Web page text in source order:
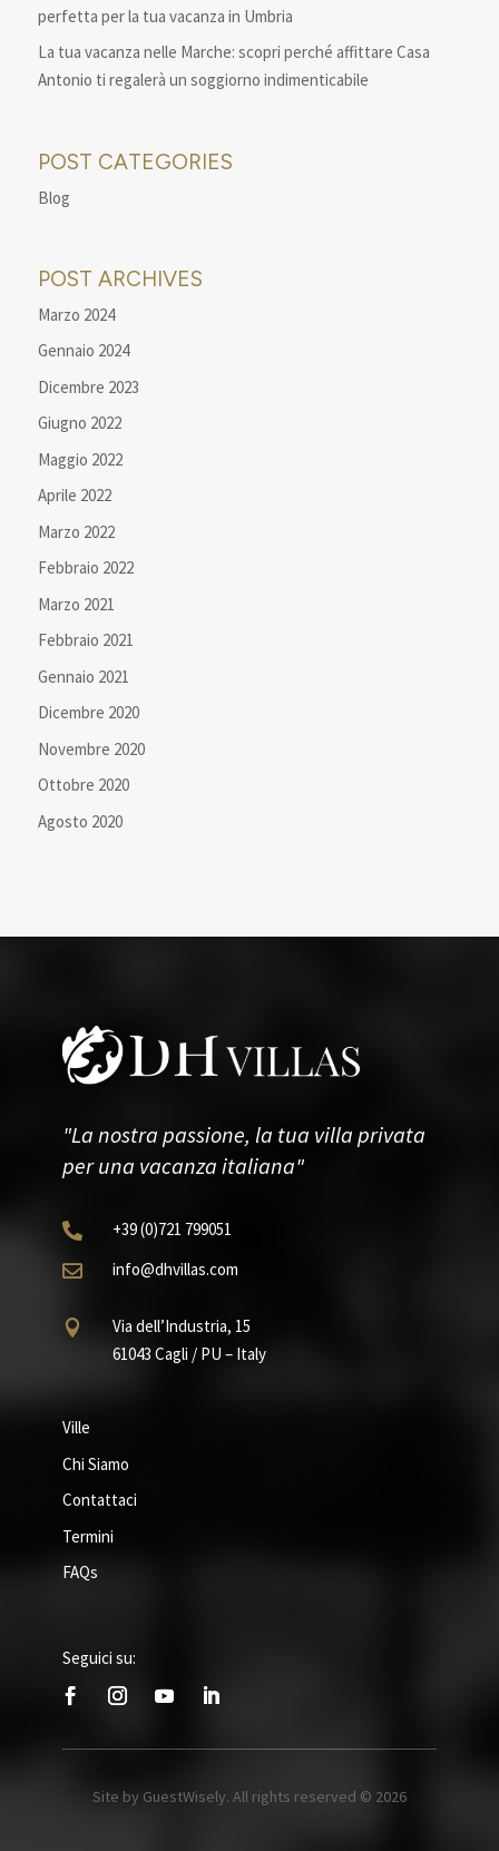
perfetta per la tua vacanza in Umbria
La tua vacanza nelle Marche: scopri perché affittare Casa
Antonio ti regalerà un soggiorno indimenticabile
POST CATEGORIES
Blog
POST ARCHIVES
Marzo 2024
Gennaio 2024
Dicembre 2023
Giugno 2022
Maggio 2022
Aprile 2022
Marzo 2022
Febbraio 2022
Marzo 2021
Febbraio 2021
Gennaio 2021
Dicembre 2020
Novembre 2020
Ottobre 2020
Agosto 2020
"La nostra passione, la tua villa privata
per una vacanza italiana"
 +39(0)721 799051
 info@dhvillas.com

Via dell’Industria, 15
61043 Cagli / PU – Italy
Ville
Chi Siamo
Contattaci
Termini
FAQs
Seguici su:
Site by GuestWisely. All rights reserved © 2026